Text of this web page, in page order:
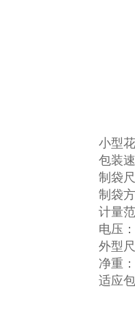
小型
包装
制袋
制袋
计量
电压
外型
净重
适应